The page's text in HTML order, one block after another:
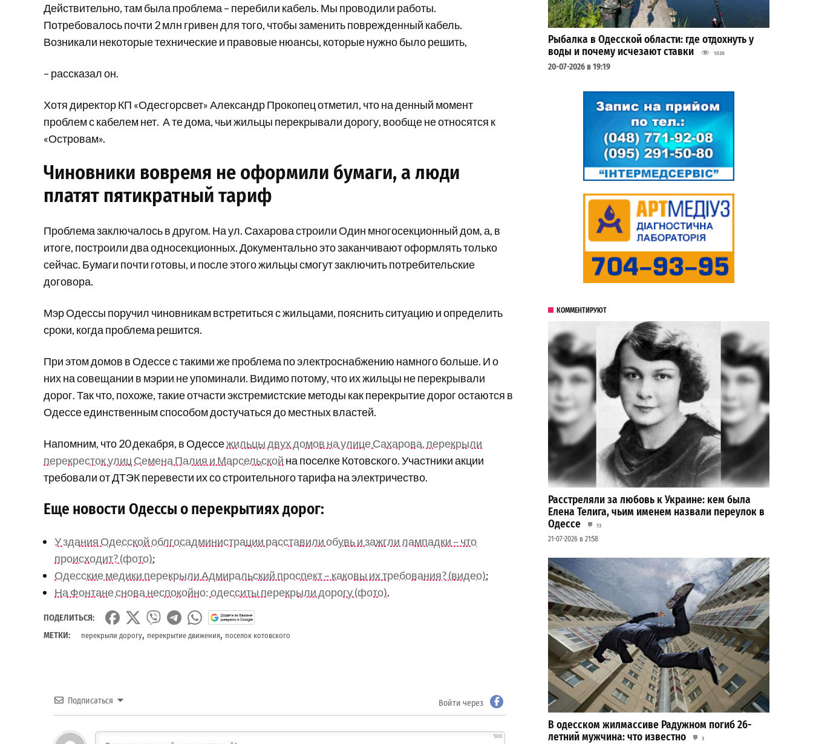
Действительно, там была проблема – перебили кабель. Мы проводили работы.
Потребовалось почти 2 млн гривен для того, чтобы заменить поврежденный кабель.
Возникали некоторые технические и правовые нюансы, которые нужно было решить,
– рассказал он.
Хотя директор КП «Одесгорсвет» Александр Прокопец отметил, что на денный момент
проблем с кабелем нет. А те дома, чьи жильцы перекрывали дорогу, вообще не относятся к
«Островам».
Чиновники вовремя не оформили бумаги, а люди
платят пятикратный тариф
Проблема заключалось в другом. На ул. Сахарова строили Один многосекционный дом, а, в
итоге, построили два односекционных. Документально это заканчивают оформлять только
сейчас. Бумаги почти готовы, и после этого жильцы смогут заключить потребительские
договора.
Мэр Одессы поручил чиновникам встретиться с жильцами, пояснить ситуацию и определить
сроки, когда проблема решится.
При этом домов в Одессе с такими же проблема по электроснабжению намного больше. И о
них на совещании в мэрии не упоминали. Видимо потому, что их жильцы не перекрывали
дорог. Так что, похоже, такие отчасти экстремистские методы как перекрытие дорог остаются в
Одессе единственным способом достучаться до местных властей.
Напомним, что 20 декабря, в Одессежильцы двух домов на улице Сахарова, перекрыли
перекресток улиц Семена Палия и Марсельской на поселке Котовского. Участники акции
требовали от ДТЭК перевести их со строительного тарифа на электричество.
Еще новости Одессы о перекрытиях дорог:
У здания Одесской облгосадминистрации расставили обувь и зажгли лампадки – что
происходит? (фото);
Одесские медики перекрыли Адмиральский проспект – каковы их требования? (видео);
На Фонтане снова неспокойно: одесситы перекрыли дорогу (фото).
ПОДЕЛИТЬСЯ:
МЕТКИ:
перекрыли дорогу, перекрытие движения, поселок котовского
Подписаться Войти через
500
Рыбалка в Одесской области: где отдохнуть у
воды и почему исчезают ставки
1030
20-07-2026 в 19:19
КОММЕНТИРУЮТ
Расстреляли за любовь к Украине: кем была
Елена Телига, чьим именем назвали переулок в
Одессе
13
21-07-2026 в 21:58
В одесском жилмассиве Радужном погиб 26-
летний мужчина: что известно
3